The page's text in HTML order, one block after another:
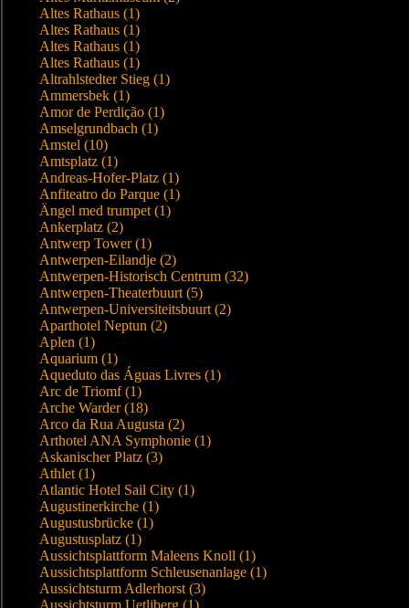
Altes Rathaus (1)
Altes Rathaus (1)
Altes Rathaus (1)
Altes Rathaus (1)
Altrahlstedter Stieg (1)
Ammersbek (1)
Amor de Perdição (1)
Amselgrundbach (1)
Amstel (10)
Amtsplatz (1)
Andreas-Hofer-Platz (1)
Anfiteatro do Parque (1)
Ängel med trumpet (1)
Ankerplatz (2)
Antwerp Tower (1)
Antwerpen-Eilandje (2)
Antwerpen-Historisch Centrum (32)
Antwerpen-Theaterbuurt (5)
Antwerpen-Universiteitsbuurt (2)
Aparthotel Neptun (2)
Aplen (1)
Aquarium (1)
Aqueduto das Águas Livres (1)
Arc de Triomf (1)
Arche Warder (18)
Arco da Rua Augusta (2)
Arthotel ANA Symphonie (1)
Askanischer Platz (3)
Athlet (1)
Atlantic Hotel Sail City (1)
Augustinerkirche (1)
Augustusbrücke (1)
Augustusplatz (1)
Aussichtsplattform Maleens Knoll (1)
Aussichtsplattform Schleusenanlage (1)
Aussichtsturm Adlerhorst (3)
Aussichtsturm Uetliberg (1)